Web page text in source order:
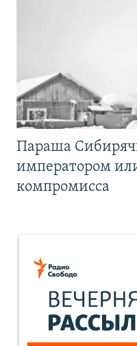
Параша
императором
компромисса